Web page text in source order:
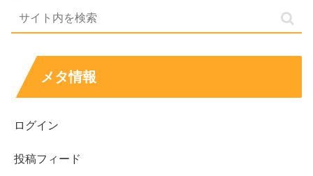
スポンサーリンク
メタ情報
ログイン
投稿フィード